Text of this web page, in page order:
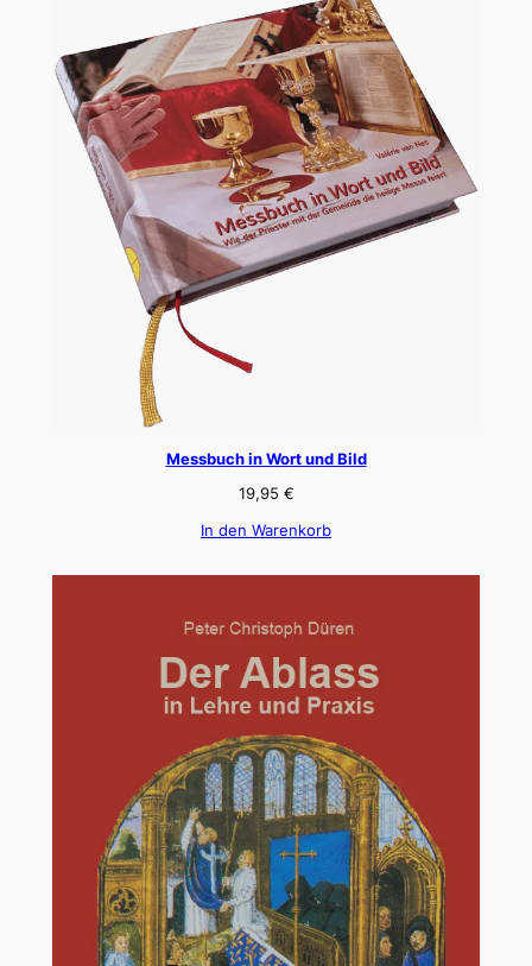
Messbuch in Wort und Bild
19,95 €
In den Warenkorb